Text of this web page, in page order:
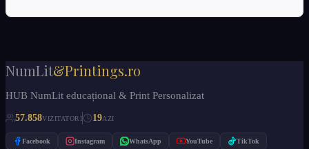
NumLit&Printings.ro
HUB NumLit educațional & Print Personalizat
57.858VIZITATORI 19AZI
Facebook Instagram WhatsApp YouTube TikTok